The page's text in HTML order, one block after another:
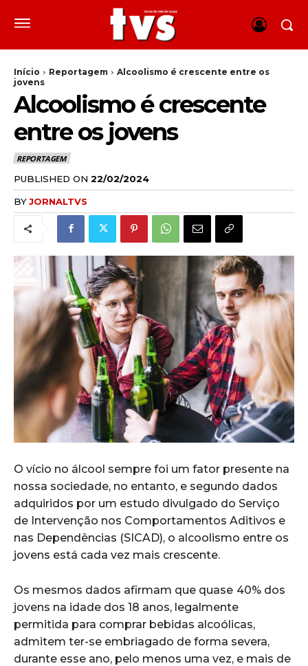
Início Reportagem
Alcoolismo é crescente entre os
jovens
Alcoolismo é crescente
entre os jovens
REPORTAGEM
PUBLISHED ON 22/02/2024
BYJORNALTVS
O vício no álcool sempre foi um fator presente na
nossa sociedade, no entanto, e segundo dados
adquiridos por um estudo divulgado do Serviço
de Intervenção nos Comportamentos Aditivos e
nas Dependências (SICAD), o alcoolismo entre os
jovens está cada vez mais crescente.
Os mesmos dados afirmam que quase 40% dos
jovens na idade dos 18 anos, legalmente
permitida para comprar bebidas alcoólicas,
admitem ter-se embriagado de forma severa,
durante esse ano, pelo menos uma vez, e mais de